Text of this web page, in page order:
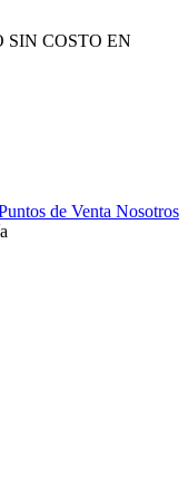
SIN COSTO EN
de Venta Nosotros